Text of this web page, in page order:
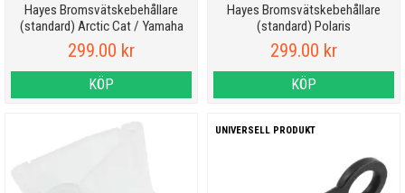
Hayes Bromsvätskebehållare
(standard) Arctic Cat / Yamaha
299.00 kr
KÖP
Hayes Bromsvätskebehållare
(standard) Polaris
299.00 kr
KÖP
UNIVERSELL PRODUKT